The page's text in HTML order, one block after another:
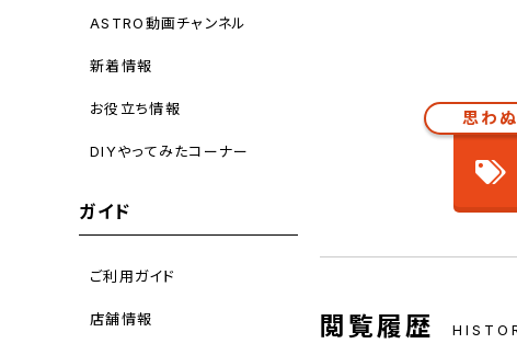
ASTRO動画チャンネル
新着情報
お役立ち情報
DIYやってみたコーナー
ガイド
ご利用ガイド
店舗情報
思わ
閲覧履歴